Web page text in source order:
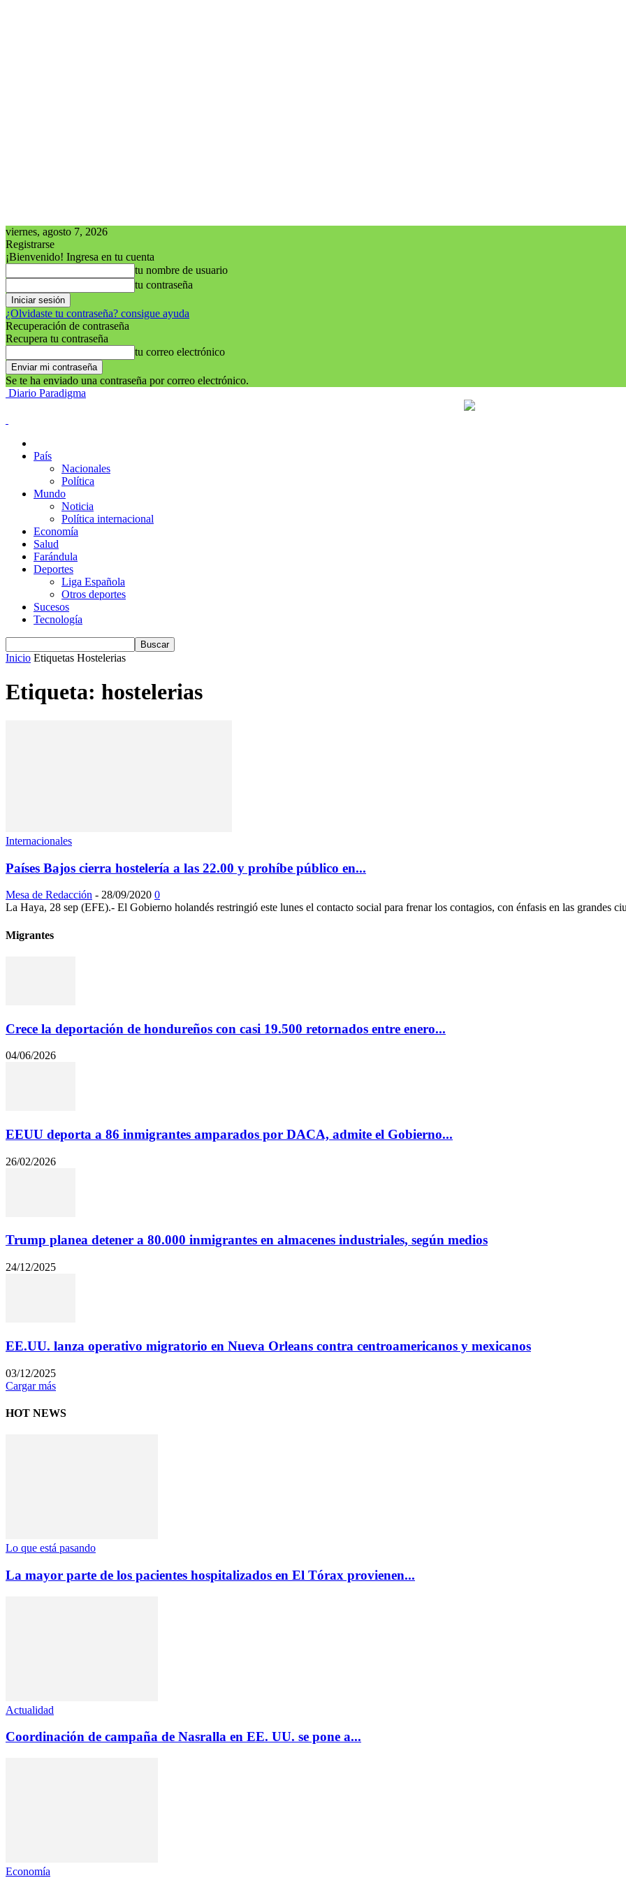
viernes, agosto 7, 2026
Registrarse
¡Bienvenido! Ingresa en tu cuenta
tu nombre de usuario
tu contraseña
¿Olvidaste tu contraseña? consigue ayuda
Recuperación de contraseña
Recupera tu contraseña
tu correo electrónico
Se te ha enviado una contraseña por correo electrónico.
Diario Paradigma
País
Nacionales
Política
Mundo
Noticia
Política internacional
Economía
Salud
Farándula
Deportes
Liga Española
Otros deportes
Sucesos
Tecnología
Inicio Etiquetas Hostelerias
Etiqueta: hostelerias
Internacionales
Países Bajos cierra hostelería a las 22.00 y prohíbe público en...
Mesa de Redacción - 28/09/2020 0
La Haya, 28 sep (EFE).- El Gobierno holandés restringió este lunes el contacto social para frenar los contagios, con énfasis en las grandes
Migrantes
Crece la deportación de hondureños con casi 19.500 retornados entre enero...
04/06/2026
EEUU deporta a 86 inmigrantes amparados por DACA, admite el Gobierno...
26/02/2026
Trump planea detener a 80.000 inmigrantes en almacenes industriales, según medios
24/12/2025
EE.UU. lanza operativo migratorio en Nueva Orleans contra centroamericanos y mexicanos
03/12/2025
Cargar más
HOT NEWS
Lo que está pasando
La mayor parte de los pacientes hospitalizados en El Tórax provienen...
Actualidad
Coordinación de campaña de Nasralla en EE. UU. se pone a...
Economía